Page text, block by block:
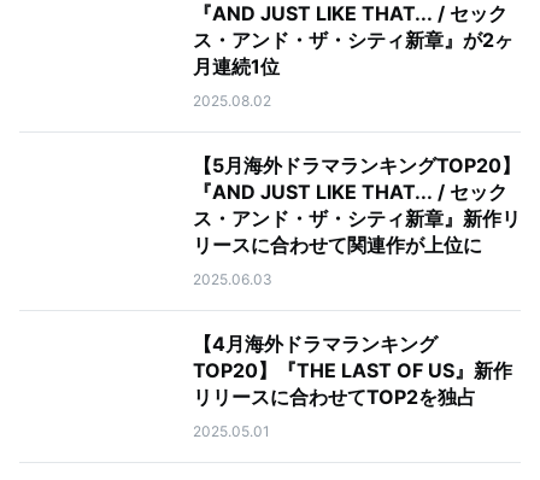
『AND JUST LIKE THAT... / セック
ス・アンド・ザ・シティ新章』が2ヶ
月連続1位
2025.08.02
【5月海外ドラマランキングTOP20】
『AND JUST LIKE THAT... / セック
ス・アンド・ザ・シティ新章』新作リ
リースに合わせて関連作が上位に
2025.06.03
【4月海外ドラマランキング
TOP20】『THE LAST OF US』新作
リリースに合わせてTOP2を独占
2025.05.01